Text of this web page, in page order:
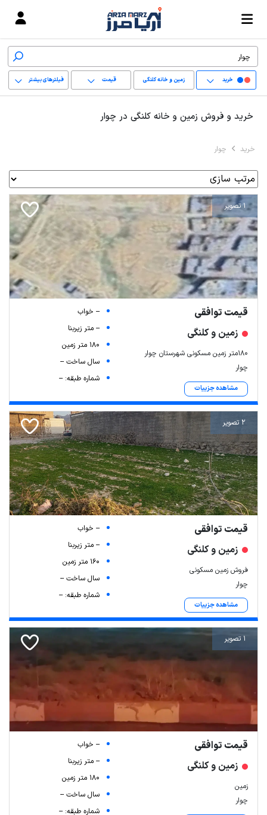
خرید زمین و خانه کلنگی قیمت فیلترهای بیشتر
خرید و فروش زمین و خانه کلنگی در چوار
خرید چوار
1 تصویر
قیمت توافقی
زمین و کلنگی
۱۸۰متر زمین مسکونی شهرستان چوار
چوار
مشاهده جزییات
-- خواب
-- متر زیربنا
180 متر زمین
سال ساخت --
شماره طبقه: --
2 تصویر
قیمت توافقی
زمین و کلنگی
فروش زمین مسکونی
چوار
مشاهده جزییات
-- خواب
-- متر زیربنا
160 متر زمین
سال ساخت --
شماره طبقه: --
1 تصویر
قیمت توافقی
زمین و کلنگی
زمین
چوار
-- خواب
-- متر زیربنا
180 متر زمین
سال ساخت --
شماره طبقه: --